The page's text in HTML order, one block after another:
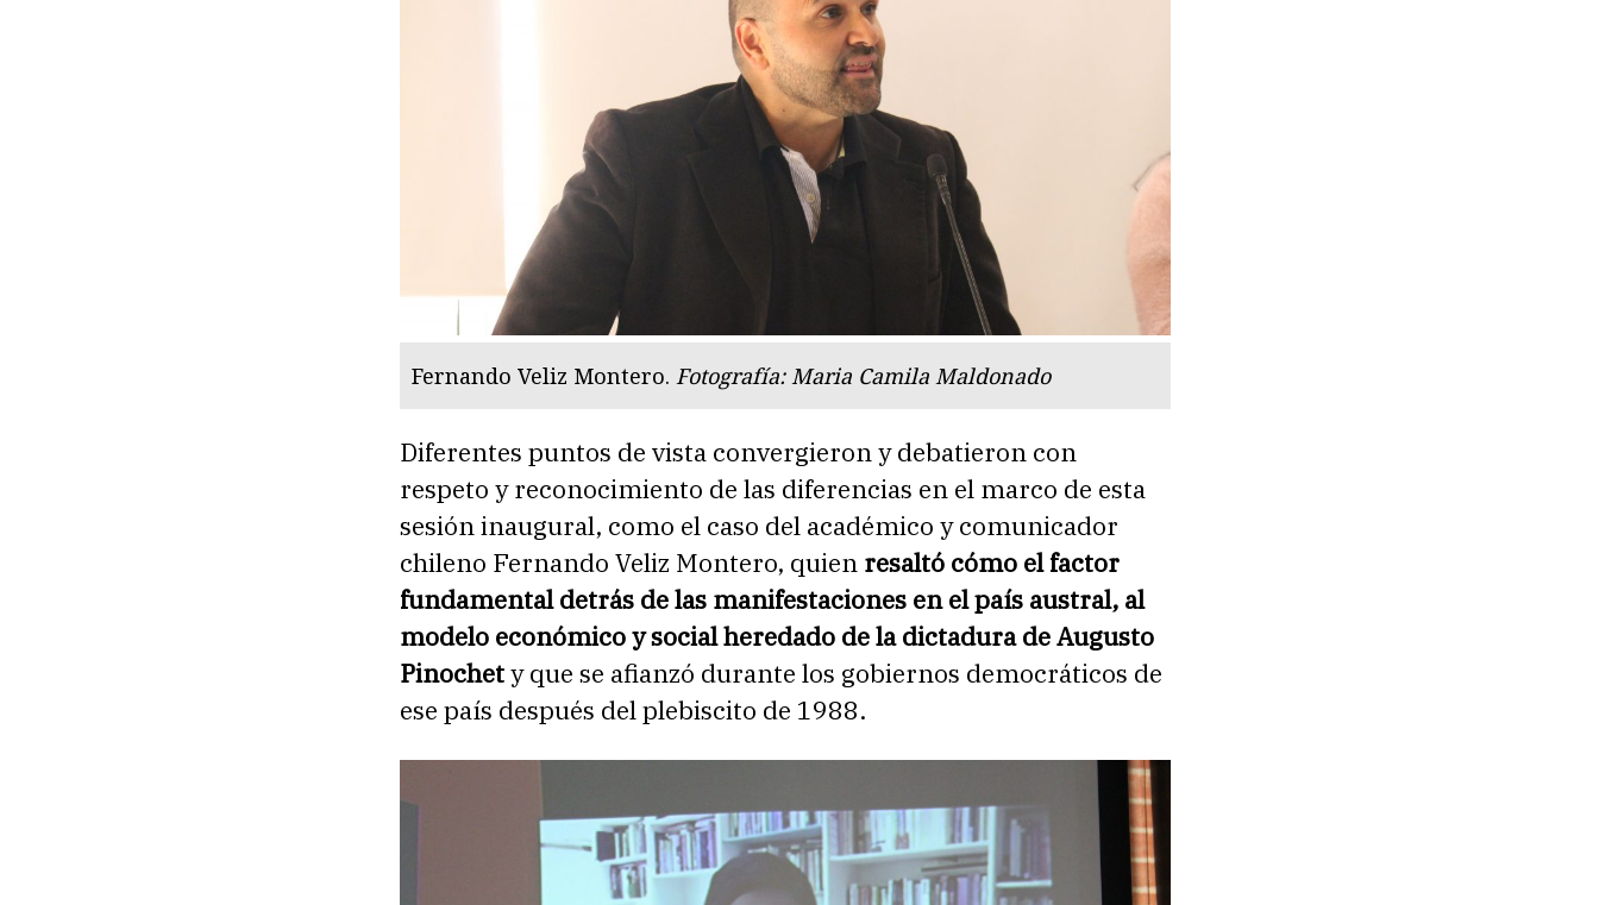
Fernando Veliz Montero. Fotografía: Maria Camila Maldonado
Diferentes puntos de vista convergieron y debatieron con
respeto y reconocimiento de las diferencias en el marco de esta
sesión inaugural, como el caso del académico y comunicador
chileno Fernando Veliz Montero, quien resaltó cómo el factor
fundamental detrás de las manifestaciones en el país austral, al
modelo económico y social heredado de la dictadura de Augusto
Pinochety que se afianzó durante los gobiernos democráticos de
ese país después del plebiscito de 1988.